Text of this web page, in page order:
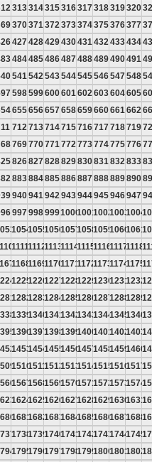
313314315316317318319320
370371 372 373374375376377
427428429430431 432 433434
484485486487488489490491
541 542 543544545546547548
598599600601 602 603604605
655656657658659660661 662
712 713714715716717718719
769770771 772 773774775776
826827828829830831 832 833
883884885886887888889890
940941 942 943944945946947
99799899910001001100210031004
10541055105610571058105910601061
11111112111311141115111611171118
11681169117011711172117311741175
12251226122712281229123012311232
12821283128412851286128712881289
13391340134113421343134413451346
13961397139813991400140114021403
14531454145514561457145814591460
15101511151215131514151515161517
15671568156915701571157215731574
16241625162616271628162916301631
16811682168316841685168616871688
17381739174017411742174317441745
17951796179717981799180018011802